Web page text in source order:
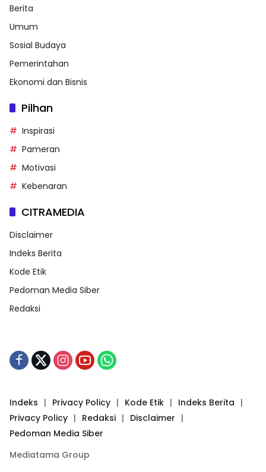
Berita
Umum
Sosial Budaya
Pemerintahan
Ekonomi dan Bisnis
Pilhan
Inspirasi
Pameran
Motivasi
Kebenaran
CITRAMEDIA
Disclaimer
Indeks Berita
Kode Etik
Pedoman Media Siber
Redaksi
Indeks Privacy Policy Kode Etik
Indeks Berita
Privacy Policy
Redaksi
Disclaimer
Pedoman Media Siber
Mediatama Group